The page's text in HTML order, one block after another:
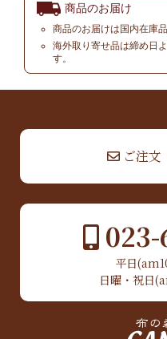
商品のお届け
商品のお届けは国内在庫品
海外取り寄せ品は締め日
す。
ご注文
平日
日曜・祝日